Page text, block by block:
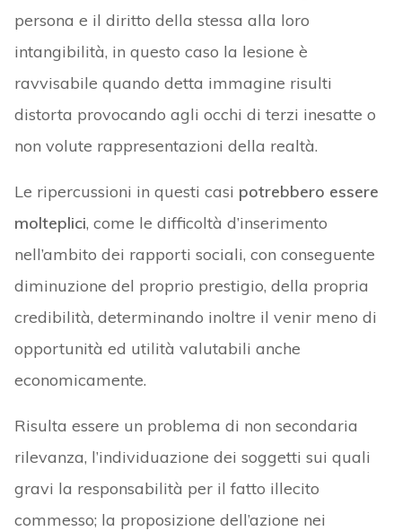
persona e il diritto della stessa alla loro
intangibilità, in questo caso la lesione è
ravvisabile quando detta immagine risulti
distorta provocando agli occhi di terzi inesatte o
non volute rappresentazioni della realtà.
Le ripercussioni in questi casi potrebbero essere
molteplici, come le difficoltà d’inserimento
nell’ambito dei rapporti sociali, con conseguente
diminuzione del proprio prestigio, della propria
credibilità, determinando inoltre il venir meno di
opportunità ed utilità valutabili anche
economicamente.
Risulta essere un problema di non secondaria
rilevanza, l’individuazione dei soggetti sui quali
gravi la responsabilità per il fatto illecito
commesso; la proposizione dell’azione nei